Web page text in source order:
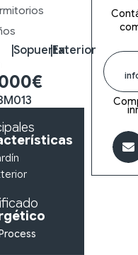
|Sopuerta
|Exterior